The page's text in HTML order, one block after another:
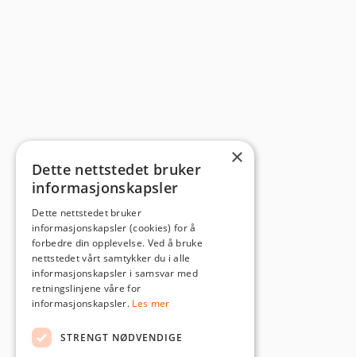
×
Dette nettstedet bruker
informasjonskapsler
Dette nettstedet bruker
informasjonskapsler (cookies) for å
forbedre din opplevelse. Ved å bruke
nettstedet vårt samtykker du i alle
informasjonskapsler i samsvar med
retningslinjene våre for
informasjonskapsler. Les mer
STRENGT NØDVENDIGE